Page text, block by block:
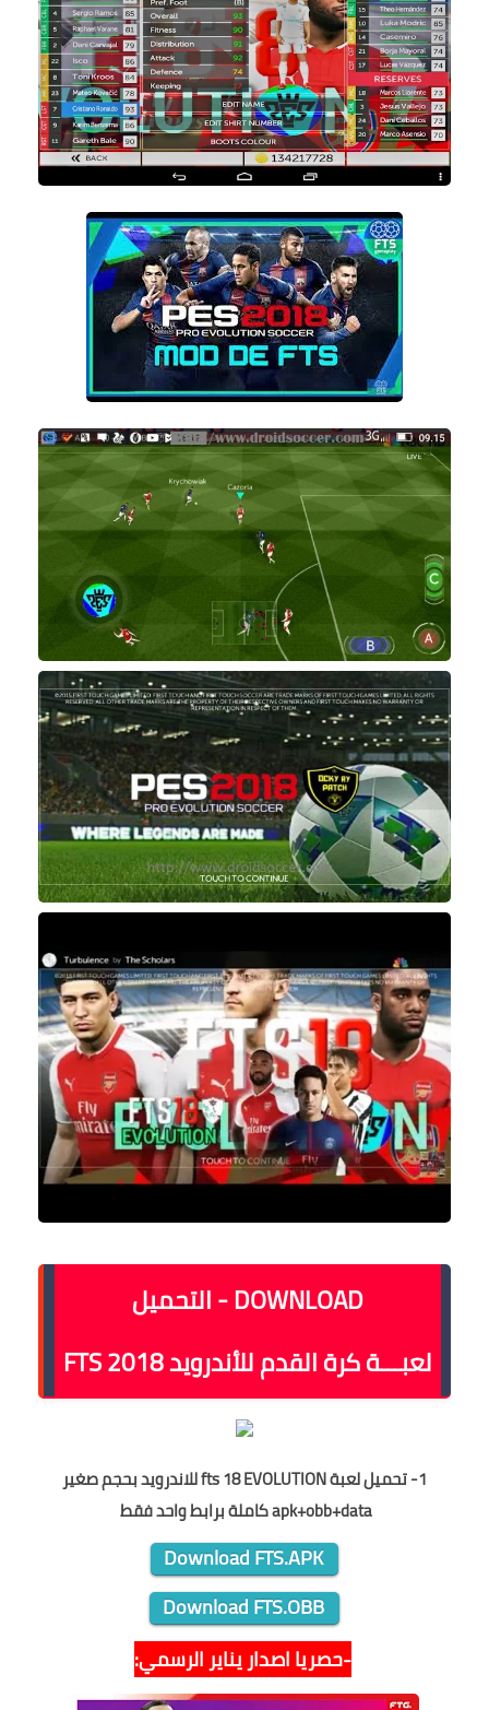
DOWNLOAD - التحميل
لعبـــة كرة القدم للأندرويدFTS 2018
1-
تحميل لعبة fts 18 EVOLUTION للاندرويد بحجم صغير
apk+obb+dataكاملةبرابط واحد فقط
Download FTS.APK
Download FTS.OBB
-حصريا اصدار يناير الرسمي: